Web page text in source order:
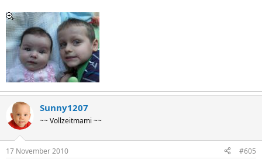
Sunny1207
~~ Vollzeitmami ~~
17 November 2010 #605